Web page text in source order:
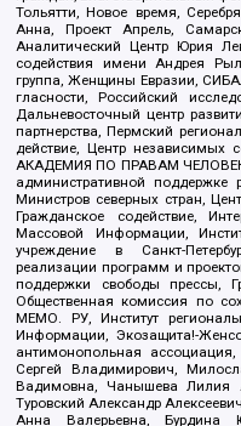
Тольятти, Новое время,
Анна, Проект Апрель,
Аналитический Центр Юрия
содействия имени Андрея
группа, Женщины Евразии,
гласности, Российский
Дальневосточный центр
партнерства, Пермский
действие, Центр независимых
АКАДЕМИЯ ПО ПРАВАМ
административной поддержке
Министров северных стран,
Гражданское содействие,
Массовой Информации,
учреждение в Санкт-
реализации программ и
поддержки свободы прессы,
Общественная комиссия по
МЕМО. РУ, Институт
Информации, Экозащита!-
антимонопольная
Сергей Владимирович,
Вадимовна, Чанышева Лилия
Туровский Александр
Анна Валерьевна, Бурдина